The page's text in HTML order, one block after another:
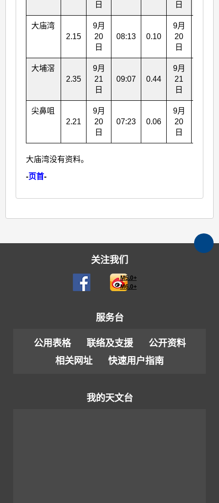
日
日
大庙湾
2.15
9月
20
日
08:13 0.10
9月
20
日
大埔滘
2.35
9月
21
日
09:07 0.44
9月
21
日
尖鼻咀
2.21
9月
20
日
07:23 0.06
9月
20
日
大庙湾没有资料。
-页首-
关注我们
M5.0+
M6.0+
服务台
公用表格 联络及支援
公开资料
相关网址
快速用户指南
我的天文台